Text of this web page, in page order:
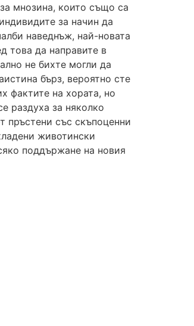
мнозина, които също са
за начин да
наведнъж, най-новата
това да направите в
не бихте могли да
бърз, вероятно сте
фактите на хората, но
раздуха за няколко
пръстени със скъпоценни
животински
поддържане на новия